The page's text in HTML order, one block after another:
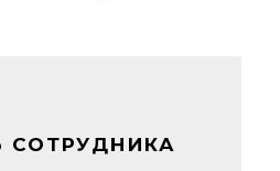
СОТРУДНИКА